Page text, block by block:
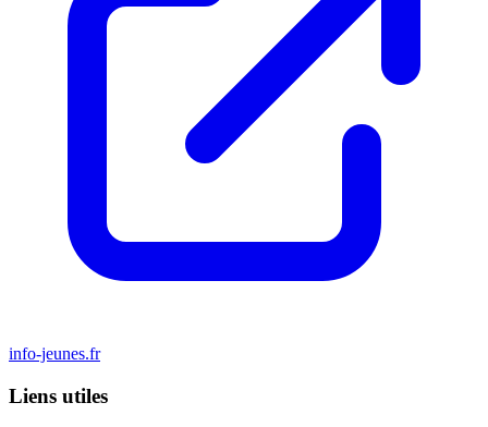
info-jeunes.fr
Liens utiles